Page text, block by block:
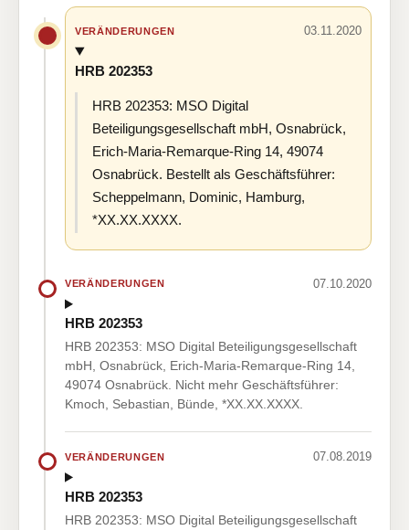
VERÄNDERUNGEN 03.11.2020
HRB 202353
HRB 202353: MSO Digital
Beteiligungsgesellschaft mbH, Osnabrück,
Erich-Maria-Remarque-Ring 14, 49074
Osnabrück. Bestellt als Geschäftsführer:
Scheppelmann, Dominic, Hamburg,
*XX.XX.XXXX.
VERÄNDERUNGEN 07.10.2020
HRB 202353
HRB 202353: MSO Digital Beteiligungsgesellschaft
mbH, Osnabrück, Erich-Maria-Remarque-Ring 14,
49074 Osnabrück. Nicht mehr Geschäftsführer:
Kmoch, Sebastian, Bünde, *XX.XX.XXXX.
VERÄNDERUNGEN 07.08.2019
HRB 202353
HRB 202353: MSO Digital Beteiligungsgesellschaft